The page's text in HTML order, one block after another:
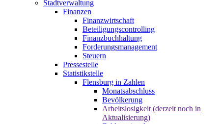
Stadtverwaltung
Finanzen
Finanzwirtschaft
Beteiligungscontrolling
Finanzbuchhaltung
Forderungsmanagement
Steuern
Pressestelle
Statistikstelle
Flensburg in Zahlen
Monatsabschluss
Bevölkerung
Arbeitslosigkeit (derzeit noch in
Aktualisierung)